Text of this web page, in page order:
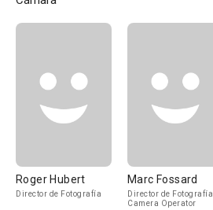
Roger Hubert
Director de Fotografía
Marc Fossard
Director de Fotografía,
Camera Operator